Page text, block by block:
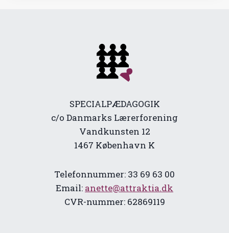
SPECIALPÆDAGOGIK
c/o Danmarks Lærerforening
Vandkunsten 12
1467 København K
Telefonnummer: 33 69 63 00
Email: anette@attraktia.dk
CVR-nummer: 62869119